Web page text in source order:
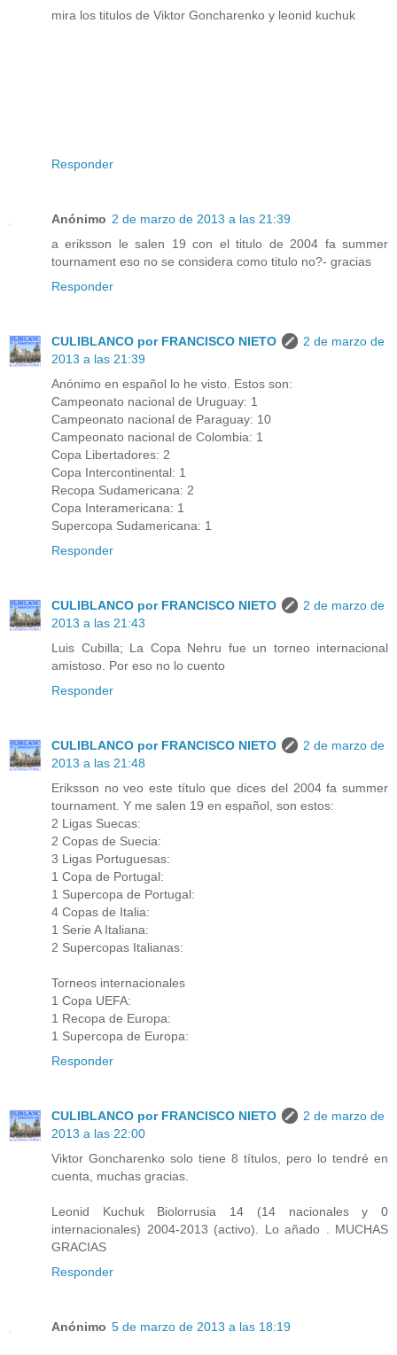
mira los titulos de Viktor Goncharenko y leonid kuchuk
Responder
Anónimo 2 de marzo de 2013 a las 21:39
a eriksson le salen 19 con el titulo de 2004 fa summer
tournament eso no se considera como titulo no?- gracias
Responder
CULIBLANCO por FRANCISCO NIETO
2 de marzo de
2013 a las 21:39
Anónimo en español lo he visto. Estos son:
Campeonato nacional de Uruguay: 1
Campeonato nacional de Paraguay: 10
Campeonato nacional de Colombia: 1
Copa Libertadores: 2
Copa Intercontinental: 1
Recopa Sudamericana: 2
Copa Interamericana: 1
Supercopa Sudamericana: 1
Responder
CULIBLANCO por FRANCISCO NIETO
2 de marzo de
2013 a las 21:43
Luis Cubilla; La Copa Nehru fue un torneo internacional
amistoso. Por eso no lo cuento
Responder
CULIBLANCO por FRANCISCO NIETO
2 de marzo de
2013 a las 21:48
Eriksson no veo este título que dices del 2004 fa summer
tournament. Y me salen 19 en español, son estos:
2 Ligas Suecas:
2 Copas de Suecia:
3 Ligas Portuguesas:
1 Copa de Portugal:
1 Supercopa de Portugal:
4 Copas de Italia:
1 Serie A Italiana:
2 Supercopas Italianas:
Torneos internacionales
1 Copa UEFA:
1 Recopa de Europa:
1 Supercopa de Europa:
Responder
CULIBLANCO por FRANCISCO NIETO
2 de marzo de
2013 a las 22:00
Viktor Goncharenko solo tiene 8 títulos, pero lo tendré en
cuenta, muchas gracias.
Leonid Kuchuk Biolorrusia 14 (14 nacionales y 0
internacionales) 2004-2013 (activo). Lo añado . MUCHAS
GRACIAS
Responder
Anónimo 5 de marzo de 2013 a las 18:19